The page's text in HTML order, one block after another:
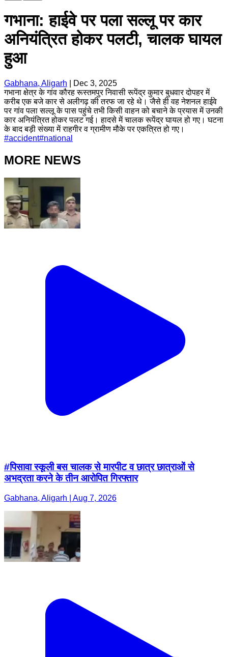
गभाना: हाईवे पर पला सल्लू पर कार
अनियंत्रित होकर पलटी, चालक घायल
हुआ
Gabhana, Aligarh
Dec 3, 2025
गभाना क्षेत्र के गांव कौरह रूस्तमपुर निवासी रूपेंद्र कुमार बुधवार दोपहर में
करीब एक बजे कार से अलीगढ़ की तरफ जा रहे थे। जैसे ही वह नेशनल हाईवे
पर गांव पला सल्लू के पास पहुंचे तभी किसी वाहन को बचाने के प्रयास में उनकी
कार अनियंत्रित होकर पलट गई। हादसे में चालक रूपेंद्र घायल हो गए। घटना
के बाद बड़ी संख्या में राहगीर व ग्रामीण मौके पर एकत्रित हो गए।
#accident#national
MORE NEWS
#पिसावा स्कूली बस चालक से मारपीट व छात्र छात्राओं से
अभद्रता करने के तीन आरोपित गिरफ्तार
Gabhana, Aligarh | Aug 7, 2026